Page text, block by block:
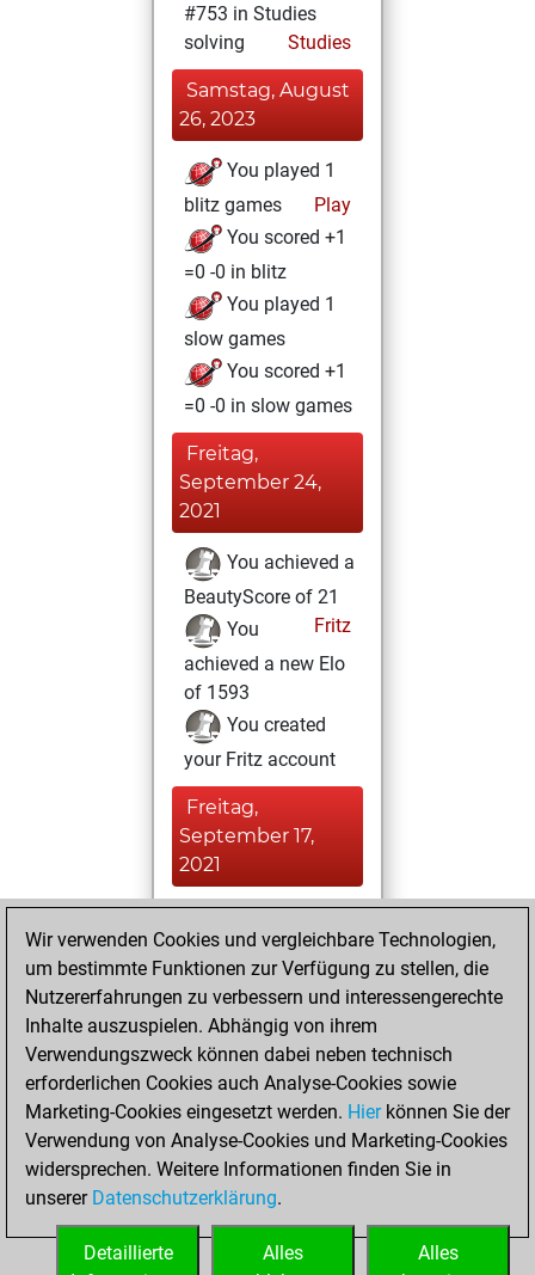
#753 in Studies
solving
Studies
Samstag, August
26, 2023
You played 1
blitz games
Play
You scored +1
=0 -0 in blitz
You played 1
slow games
You scored +1
=0 -0 in slow games
Freitag,
September 24,
2021
You achieved a
BeautyScore of 21
Fritz
You
achieved a new Elo
of 1593
You created
your Fritz account
Freitag,
September 17,
2021
rated studies
Studies
achieved a rating of
254
Samstag,
September 4,
2021
You created
your Studies account
Studies
Wir verwenden Cookies und vergleichbare Technologien,
um bestimmte Funktionen zur Verfügung zu stellen, die
Nutzererfahrungen zu verbessern und interessengerechte
Inhalte auszuspielen. Abhängig von ihrem
Verwendungszweck können dabei neben technisch
erforderlichen Cookies auch Analyse-Cookies sowie
Marketing-Cookies eingesetzt werden. Hierkönnen Sie der
Verwendung von Analyse-Cookies und Marketing-Cookies
widersprechen. Weitere Informationen finden Sie in
unserer Datenschutzerklärung.
Alles
Alles
Detaillierte